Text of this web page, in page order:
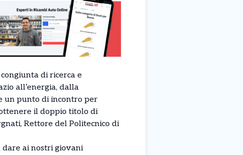
di ricerca e
all’energia, dalla
un punto di incontro per
il doppio titolo di
Rettore del Politecnico di
ai nostri giovani